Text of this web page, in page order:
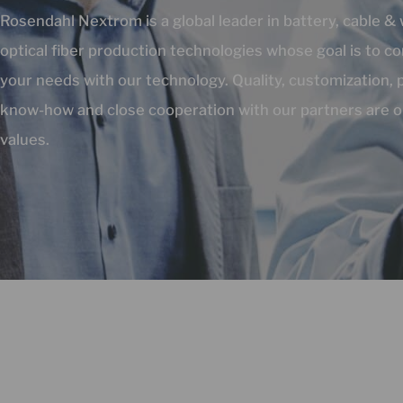
Rosendahl Nextrom is a global leader in battery, cable &
optical fiber production technologies whose goal is to
your needs with our technology. Quality, customization,
know-how and close cooperation with our partners are
values.